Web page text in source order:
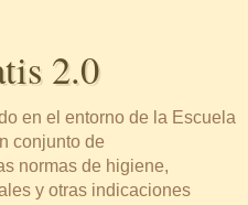
2.0
en el entorno de la Escuela
conjunto de
normas de higiene,
y otras indicaciones